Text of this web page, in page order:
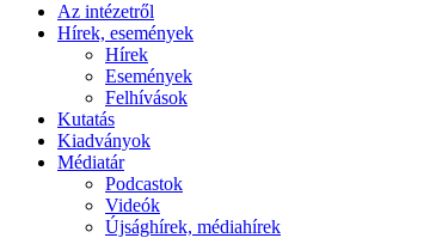
Az intézetről
Hírek, események
Hírek
Események
Felhívások
Kutatás
Kiadványok
Médiatár
Podcastok
Videók
Újsághírek, médiahírek